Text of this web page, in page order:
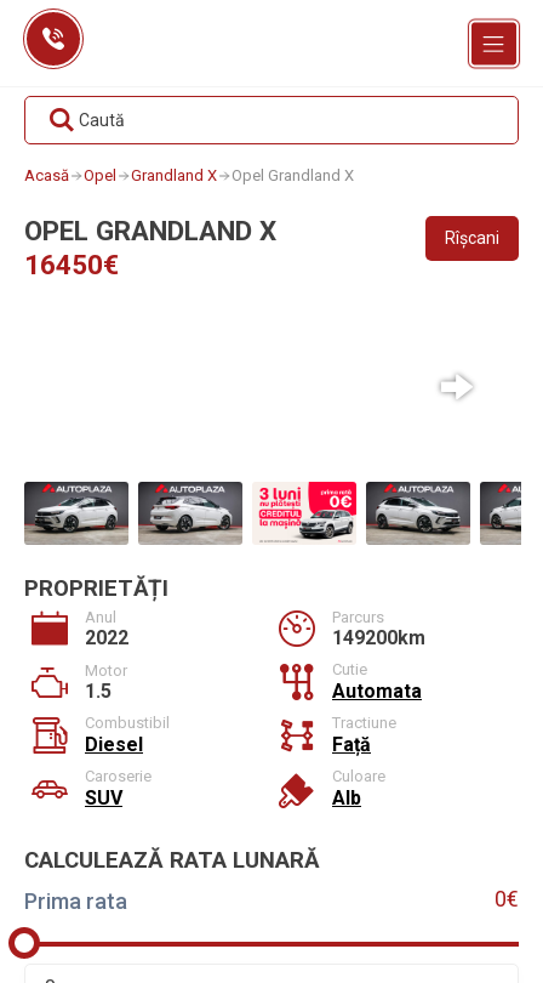
Skip
content
Caută
Acasă Opel Grandland X Opel Grandland X
OPEL GRANDLAND X
16450€
Rîșcani
PROPRIETĂȚI
Anul
2022
Parcurs
149200km
Motor
1.5
Cutie
Automata
Combustibil
Diesel
Tractiune
Față
Caroserie
SUV
Culoare
Alb
CALCULEAZĂ RATA LUNARĂ
Prima rata 0€